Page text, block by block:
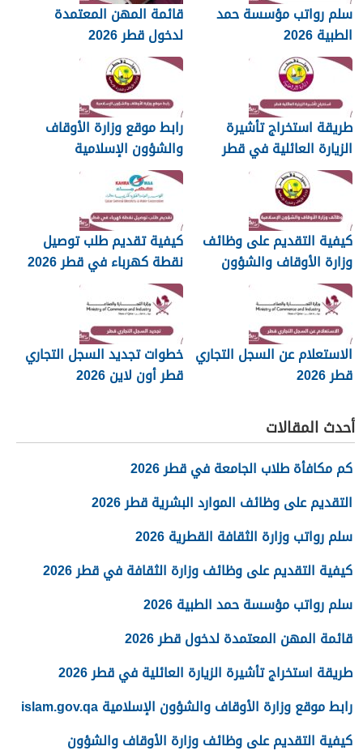
سلم رواتب مؤسسة حمد
الطبية 2026
قائمة المهن المعتمدة
لدخول قطر 2026
طريقة استخراج تأشيرة
الزيارة العائلية في قطر
2026
رابط موقع وزارة الأوقاف
والشؤون الإسلامية
islam.gov.qa
كيفية التقديم على وظائف
وزارة الأوقاف والشؤون
الإسلامية قطر 2026
كيفية تقديم طلب توصيل
نقطة كهرباء في قطر 2026
الاستعلام عن السجل التجاري
قطر 2026
خطوات تجديد السجل التجاري
قطر أون لاين 2026
أحدث المقالات
كم مكافأة طلاب الجامعة في قطر 2026
التقديم على وظائف الموارد البشرية قطر 2026
سلم رواتب وزارة الثقافة القطرية 2026
كيفية التقديم على وظائف وزارة الثقافة في قطر 2026
سلم رواتب مؤسسة حمد الطبية 2026
قائمة المهن المعتمدة لدخول قطر 2026
طريقة استخراج تأشيرة الزيارة العائلية في قطر 2026
رابط موقع وزارة الأوقاف والشؤون الإسلامية islam.gov.qa
كيفية التقديم على وظائف وزارة الأوقاف والشؤون